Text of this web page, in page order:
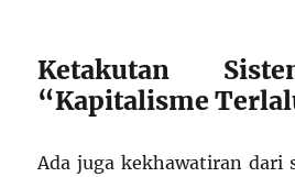
Ketakutan
“Kapitalisme
Ada juga kekhawatiran dari